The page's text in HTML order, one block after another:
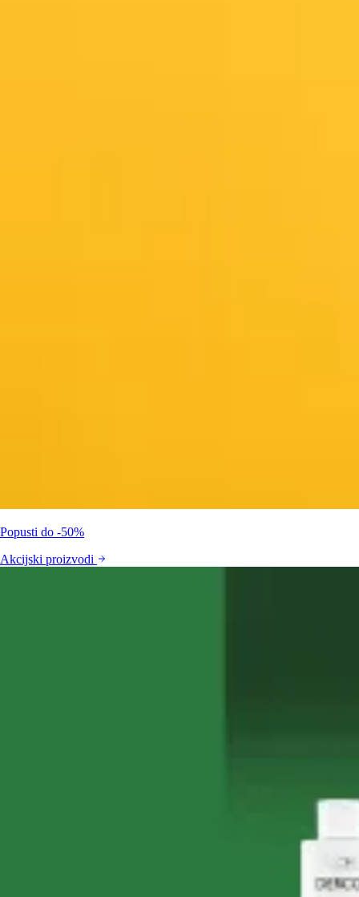
Popusti do -50%
Akcijski proizvodi